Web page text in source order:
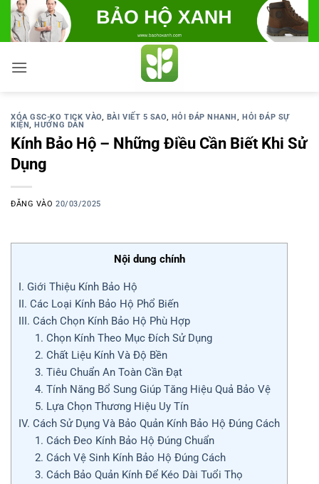
Bỏ
qua
nội
dung
XÓA GSC-KO TICK VÀO, BÀI VIẾT 5 SAO, HỎI ĐÁP NHANH, HỎI ĐÁP SỰ
KIỆN, HƯỚNG DẪN
Kính Bảo Hộ – Những Điều Cần Biết Khi Sử
Dụng
ĐĂNG VÀO20/03/2025
Nội dung chính
I. Giới Thiệu Kính Bảo Hộ
II. Các Loại Kính Bảo Hộ Phổ Biến
III. Cách Chọn Kính Bảo Hộ Phù Hợp
1. Chọn Kính Theo Mục Đích Sử Dụng
2. Chất Liệu Kính Và Độ Bền
3. Tiêu Chuẩn An Toàn Cần Đạt
4. Tính Năng Bổ Sung Giúp Tăng Hiệu Quả Bảo Vệ
5. Lựa Chọn Thương Hiệu Uy Tín
IV. Cách Sử Dụng Và Bảo Quản Kính Bảo Hộ Đúng Cách
1. Cách Đeo Kính Bảo Hộ Đúng Chuẩn
2. Cách Vệ Sinh Kính Bảo Hộ Đúng Cách
3. Cách Bảo Quản Kính Để Kéo Dài Tuổi Thọ